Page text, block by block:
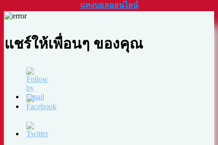
แทงบอลออนไลน์
แชร์ให้เพื่อนๆ ของคุณ